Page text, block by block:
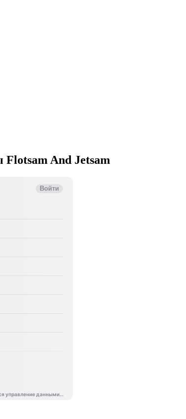
And Jetsam